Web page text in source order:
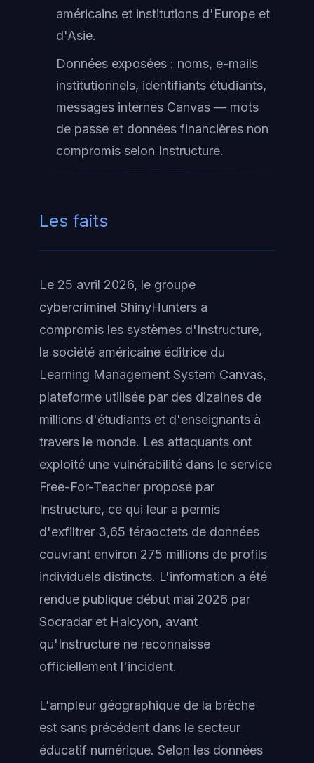
américains et institutions d'Europe et
d'Asie.
Données exposées : noms, e-mails
institutionnels, identifiants étudiants,
messages internes Canvas — mots
de passe et données financières non
compromis selon Instructure.
Les faits
Le 25 avril 2026, le groupe
cybercriminel ShinyHunters a
compromis les systèmes d'Instructure,
la société américaine éditrice du
Learning Management System Canvas,
plateforme utilisée par des dizaines de
millions d'étudiants et d'enseignants à
travers le monde. Les attaquants ont
exploité une vulnérabilité dans le service
Free-For-Teacher proposé par
Instructure, ce qui leur a permis
d'exfiltrer 3,65 téraoctets de données
couvrant environ 275 millions de profils
individuels distincts. L'information a été
rendue publique début mai 2026 par
Socradar et Halcyon, avant
qu'Instructure ne reconnaisse
officiellement l'incident.
L'ampleur géographique de la brèche
est sans précédent dans le secteur
éducatif numérique. Selon les données